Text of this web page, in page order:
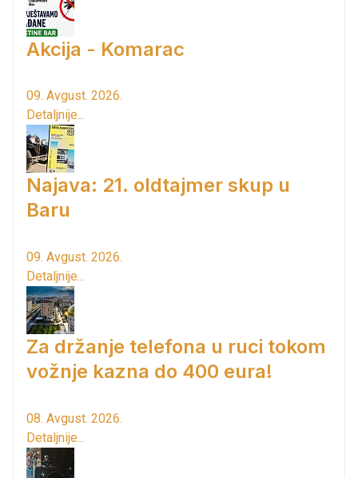
Akcija - Komarac
09. Avgust. 2026.
Detaljnije...
Najava: 21. oldtajmer skup u
Baru
09. Avgust. 2026.
Detaljnije...
Za držanje telefona u ruci tokom
vožnje kazna do 400 eura!
08. Avgust. 2026.
Detaljnije...